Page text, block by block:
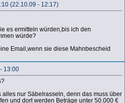
(22.10.09 - 12:17)
es ermitteln würden,bis ich den
würde?
Email,wenn sie diese Mahnbescheid
13:00
alles nur Säbelrasseln, denn das muss über
und dort werden Beträge unter 50.000 €